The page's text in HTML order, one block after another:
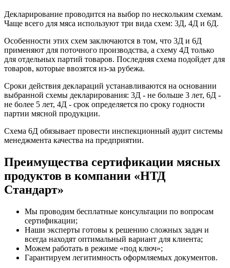
Декларирование проводится на выбор по нескольким схемам.
Чаще всего для мяса используют три вида схем: 3Д, 4Д и 6Д.
Особенности этих схем заключаются в том, что 3Д и 6Д
применяют для поточного производства, а схему 4Д только
для отдельных партий товаров. Последняя схема подойдет для
товаров, которые ввозятся из-за рубежа.
Сроки действия деклараций устанавливаются на основании
выбранной схемы декларирования: 3Д - не больше 3 лет, 6Д -
не более 5 лет, 4Д - срок определяется по сроку годности
партии мясной продукции.
Схема 6Д обязывает провести инспекционный аудит системы
менеджмента качества на предприятии.
Преимущества сертификации мясных
продуктов в компании «НТД
Стандарт»
Мы проводим бесплатные консультации по вопросам
сертификации;
Наши эксперты готовы к решению сложных задач и
всегда находят оптимальный вариант для клиента;
Можем работать в режиме «под ключ»;
Гарантируем легитимность оформляемых документов.